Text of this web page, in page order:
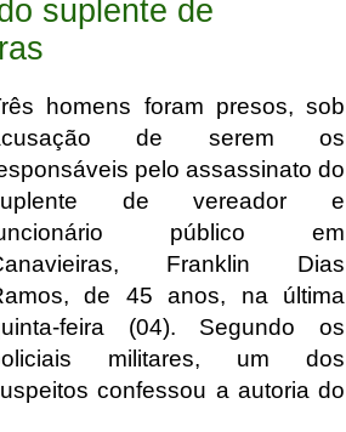
suplente de
homens foram presos, sob
de serem os
pelo assassinato do
de vereador e
público em
Franklin Dias
de 45 anos, na última
feira (04). Segundo os
militares, um dos
confessou a autoria do